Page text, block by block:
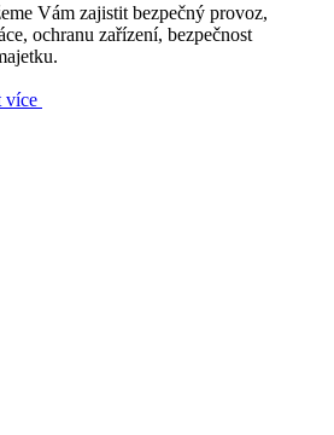
Vám zajistit bezpečný provoz,
ochranu zařízení, bezpečnost
více